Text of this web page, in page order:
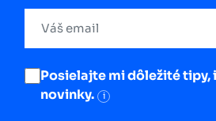
Posielajte mi dôležité tipy,
novinky.
i